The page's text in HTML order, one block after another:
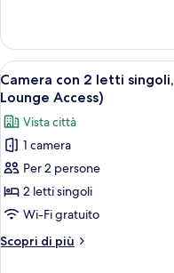
fumatori
(with
Lounge
Access)
con
letti
singoli,
fumatori
(with
Lounge
Access)
Apri
tutte
le
foto
per
Camera
con
2
letti
singoli,
7
Camera con 2 letti
Lounge Access)
Vista città
1 camera
Per 2 persone
2 letti singoli
Wi-Fi gratuito
Scopri di più
Altri